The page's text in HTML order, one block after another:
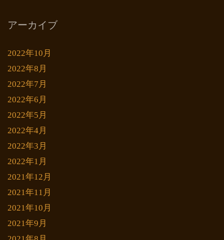
アーカイブ
2022年10月
2022年8月
2022年7月
2022年6月
2022年5月
2022年4月
2022年3月
2022年1月
2021年12月
2021年11月
2021年10月
2021年9月